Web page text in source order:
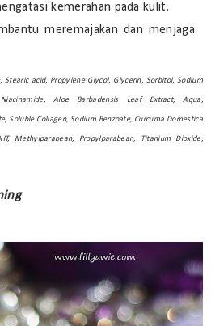
kemerahan pada kulit.
meremajakan dan menjaga
Stearic acid, Propylene Glycol, Glycerin, Sorbitol, Sodium
Aloe Barbadensis Leaf Extract, Aqua,
Soluble Collagen, Sodium Benzoate, Curcuma Domestica
Methylparabean, Propylparabean, Titanium Dioxide,